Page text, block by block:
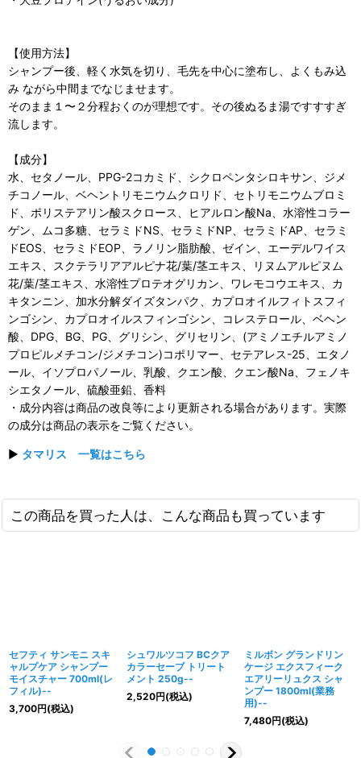
【使用方法】
シャンプー後、軽く水気を切り、毛先を中心に塗布し、よくもみ込
み ながら中間までなじませます。
そのまま１〜２分程おくのが理想です。その後ぬるま湯ですすすぎ
流します。
【成分】
水、セタノール、PPG-2コカミド、シクロペンタシロキサン、ジメ
チコノール、ベヘントリモニウムクロリド、セトリモニウムブロミ
ド、ポリステアリン酸スクロース、ヒアルロン酸Na、水溶性コラー
ゲン、ムコ多糖、セラミドNS、セラミドNP、セラミドAP、セラミ
ドEOS、セラミドEOP、ラノリン脂肪酸、ゼイン、エーデルワイス
エキス、スクテラリアアルピナ花/葉/茎エキス、リヌムアルピヌム
花/葉/茎エキス、水溶性プロテオグリカン、ワレモコウエキス、カ
キタンニン、加水分解ダイズタンパク、カプロオイルフィトスフィ
ンゴシン、カプロオイルスフィンゴシン、コレステロール、ベヘン
酸、DPG、BG、PG、グリシン、グリセリン、(アミノエチルアミノ
プロピルメチコン/ジメチコン)コポリマー、セテアレス-25、エタノ
ール、イソプロパノール、乳酸、クエン酸、クエン酸Na、フェノキ
シエタノール、硫酸亜鉛、香料
・成分内容は商品の改良等により更新される場合があります。実際
の成分は商品の表示をご覧ください。
▶ タマリス 一覧はこちら
この商品を買った人は、こんな商品も買っています
セフティ サンモニ スキ
ャルプケア シャンプー
モイスチャー 700ml(レ
フィル)--
3,700円(税込)
シュワルツコフ BCクア
カラーセーブ トリート
メント 250g--
2,520円(税込)
ミルボン グランドリン
ケージ エクスフィーク
エアリーリュクス シャ
ンプー 1800ml(業務
用)--
7,480円(税込)